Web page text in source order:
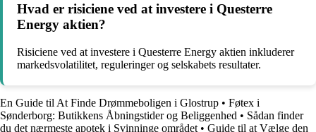
Hvad er risiciene ved at investere i Questerre
Energy aktien?
Risiciene ved at investere i Questerre Energy aktien inkluderer
markedsvolatilitet, reguleringer og selskabets resultater.
En Guide til At Finde Drømmeboligen i Glostrup • Føtex i
Sønderborg: Butikkens Åbningstider og Beliggenhed • Sådan finder
du det nærmeste apotek i Svinninge området • Guide til at Vælge den